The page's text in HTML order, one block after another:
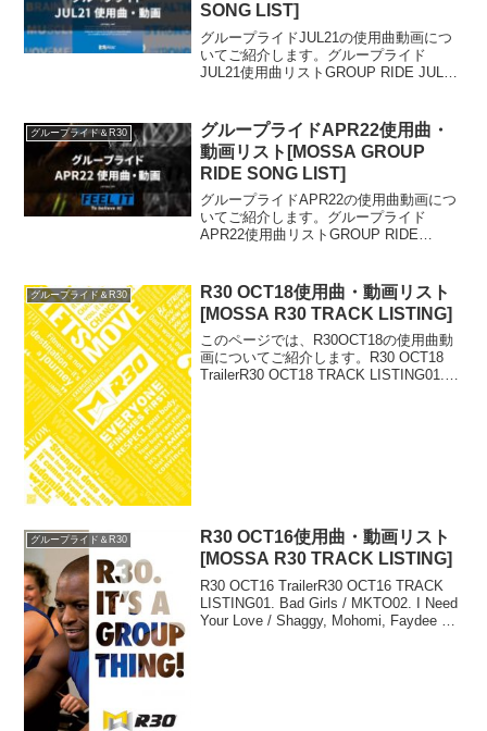
SONG LIST]
グループライドJUL21の使用曲動画につ
いてご紹介します。グループライド
JUL21使用曲リストGROUP RIDE JUL21
グループライド＆R30
グループライドAPR22使用曲・
動画リスト[MOSSA GROUP
RIDE SONG LIST]
グループライドAPR22の使用曲動画につ
いてご紹介します。グループライド
APR22使用曲リストGROUP RIDE
グループライド＆R30
R30 OCT18使用曲・動画リスト
[MOSSA R30 TRACK LISTING]
このページでは、R30OCT18の使用曲動
画についてご紹介します。R30 OCT18
TrailerR30 OCT18 TRACK LISTING01.
グループライド＆R30
R30 OCT16使用曲・動画リスト
[MOSSA R30 TRACK LISTING]
R30 OCT16 TrailerR30 OCT16 TRACK
LISTING01. Bad Girls / MKTO02. I Need
Your Love / Shaggy, Mohomi, Faydee &